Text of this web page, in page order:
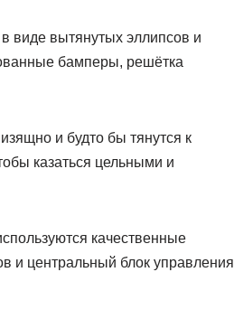
виде вытянутых эллипсов и
бамперы, решётка
и будто бы тянутся к
казаться цельными и
качественные
и центральный блок управления